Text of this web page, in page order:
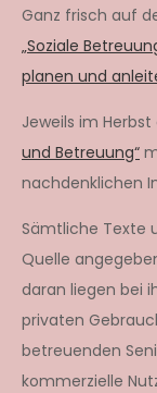
Ganz frisch auf
„Soziale
planen und
Jeweils im
und Betreuung“
nachdenklichen
Sämtliche Texte
Quelle
daran liegen bei
privaten
betreuenden
kommerzielle